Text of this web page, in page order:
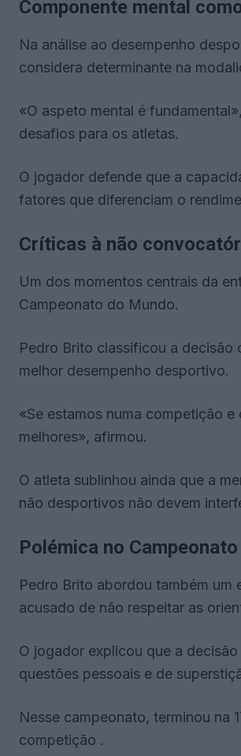
Componente mental
Na análise ao desempenho
considera determinante na
«O aspeto mental é
desafios para os atletas.
O jogador defende que a
fatores que diferenciam o
Críticas à não
Um dos momentos centrais da
Campeonato do Mundo.
Pedro Brito classificou a decisão
melhor desempenho desportivo.
«Se estamos numa competição
melhores», afirmou.
O atleta sublinhou ainda que a
não desportivos não devem
Polémica no
Pedro Brito abordou também
acusado de não respeitar as
O jogador explicou que a
questões pessoais e de
Nesse campeonato, terminou na
competição .